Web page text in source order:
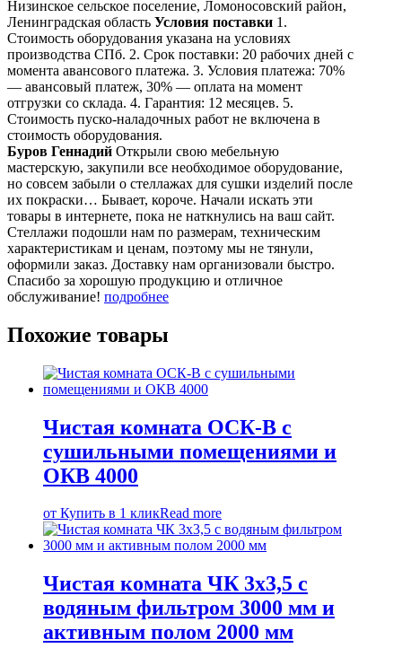
Низинское сельское поселение, Ломоносовский район,
Ленинградская область Условия поставки 1.
Стоимость оборудования указана на условиях
производства СПб. 2. Срок поставки: 20 рабочих дней с
момента авансового платежа. 3. Условия платежа: 70%
— авансовый платеж, 30% — оплата на момент
отгрузки со склада. 4. Гарантия: 12 месяцев. 5.
Стоимость пуско-наладочных работ не включена в
стоимость оборудования.
Буров Геннадий Открыли свою мебельную
мастерскую, закупили все необходимое оборудование,
но совсем забыли о стеллажах для сушки изделий после
их покраски… Бывает, короче. Начали искать эти
товары в интернете, пока не наткнулись на ваш сайт.
Стеллажи подошли нам по размерам, техническим
характеристикам и ценам, поэтому мы не тянули,
оформили заказ. Доставку нам организовали быстро.
Спасибо за хорошую продукцию и отличное
обслуживание! подробнее
Похожие товары
Чистая комната ОСК-В с
сушильными помещениями и
ОКВ 4000
от Купить в 1 кликRead more
Чистая комната ЧК 3х3,5 с
водяным фильтром 3000 мм и
активным полом 2000 мм